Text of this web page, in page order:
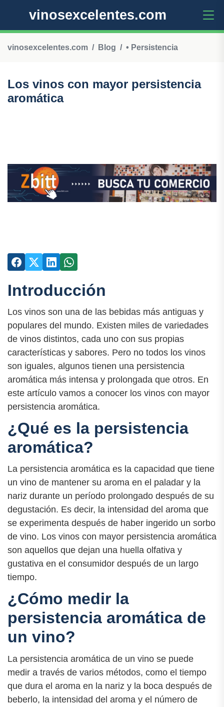
vinosexcelentes.com
vinosexcelentes.com Blog • Persistencia
Los vinos con mayor persistencia
aromática
Introducción
Los vinos son una de las bebidas más antiguas y
populares del mundo. Existen miles de variedades
de vinos distintos, cada uno con sus propias
características y sabores. Pero no todos los vinos
son iguales, algunos tienen una persistencia
aromática más intensa y prolongada que otros. En
este artículo vamos a conocer los vinos con mayor
persistencia aromática.
¿Qué es la persistencia
aromática?
La persistencia aromática es la capacidad que tiene
un vino de mantener su aroma en el paladar y la
nariz durante un período prolongado después de su
degustación. Es decir, la intensidad del aroma que
se experimenta después de haber ingerido un sorbo
de vino. Los vinos con mayor persistencia aromática
son aquellos que dejan una huella olfativa y
gustativa en el consumidor después de un largo
tiempo.
¿Cómo medir la
persistencia aromática de
un vino?
La persistencia aromática de un vino se puede
medir a través de varios métodos, como el tiempo
que dura el aroma en la nariz y la boca después de
beberlo, la intensidad del aroma y el número de